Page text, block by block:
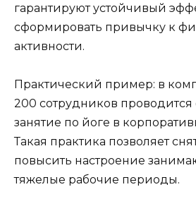
гарантируют устойчивый
сформировать привычку к
активности.
Практический пример: в
200 сотрудников
занятие по йоге в
Такая практика позволяет
повысить настроение
тяжелые рабочие периоды.